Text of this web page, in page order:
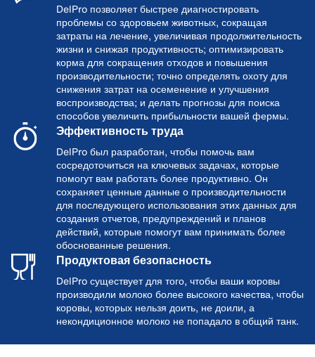
DelPro позволяет быстрее диагностировать
проблемы со здоровьем животных, сокращая
затраты на лечение, увеличивая продолжительность
жизни и снижая продуктивность; оптимизировать
корма для сокращения отходов и повышения
производительности; точно определять охоту для
снижения затрат на осеменение и улучшения
воспроизводства; и делать прогнозы для поиска
способов увеличить прибыльности вашей фермы.
Эффективность труда
DelPro был разработан, чтобы помочь вам
сосредоточиться на ключевых задачах, которые
помогут вам работать более продуктивно. Он
сохраняет ценные данные о производительности
для последующего использования этих данных для
создания отчетов, предупреждений и планов
действий, которые помогут вам принимать более
обоснованные решения.
Продуктовая безопасность
DelPro существует для того, чтобы ваши коровы
производили молоко более высокого качества, чтобы
коровы, которых нельзя доить, не доили, а
некондиционное молоко не попадало в общий танк.